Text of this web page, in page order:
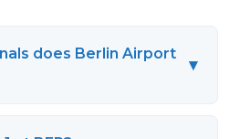
does Berlin Airport
▾